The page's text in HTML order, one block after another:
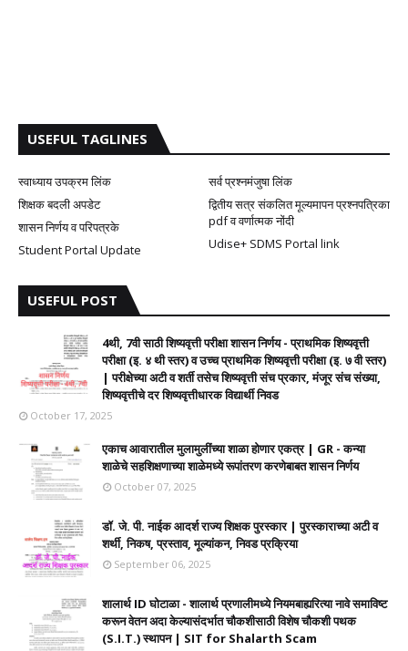
USEFUL TAGLINES
स्वाध्याय उपक्रम लिंक
सर्व प्रश्नमंजुषा लिंक
शिक्षक बदली अपडेट
द्वितीय सत्र संकलित मूल्यमापन प्रश्नपत्रिका
pdf व वर्णात्मक नोंदी
शासन निर्णय व परिपत्रके
Udise+ SDMS Portal link
Student Portal Update
USEFUL POST
4थी, 7वी साठी शिष्यवृत्ती परीक्षा शासन निर्णय - प्राथमिक शिष्यवृत्ती
परीक्षा (इ. ४ थी स्तर) व उच्च प्राथमिक शिष्यवृत्ती परीक्षा (इ. ७ वी स्तर)
| परीक्षेच्या अटी व शर्ती तसेच शिष्यवृत्ती संच प्रकार, मंजूर संच संख्या,
शिष्यवृत्तीचे दर शिष्यवृत्तीधारक विद्यार्थी निवड
October 17, 2025
एकाच आवारातील मुलामुलींच्या शाळा होणार एकत्र | GR - कन्या
शाळेचे सहशिक्षणाच्या शाळेमध्ये रूपांतरण करणेबाबत शासन निर्णय
October 07, 2025
डॉ. जे. पी. नाईक आदर्श राज्य शिक्षक पुरस्कार | पुरस्काराच्या अटी व
शर्थी, निकष, प्रस्ताव, मूल्यांकन, निवड प्रक्रिया
September 06, 2025
शालार्थ ID घोटाळा - शालार्थ प्रणालीमध्ये नियमबाह्यरित्या नावे समाविष्ट
करून वेतन अदा केल्यासंदर्भात चौकशीसाठी विशेष चौकशी पथक
(S.I.T.) स्थापन | SIT for Shalarth Scam